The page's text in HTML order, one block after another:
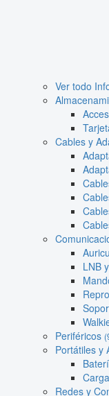
Ver todo
Cables y
LNB
Periféricos
Portátiles y
Redes y